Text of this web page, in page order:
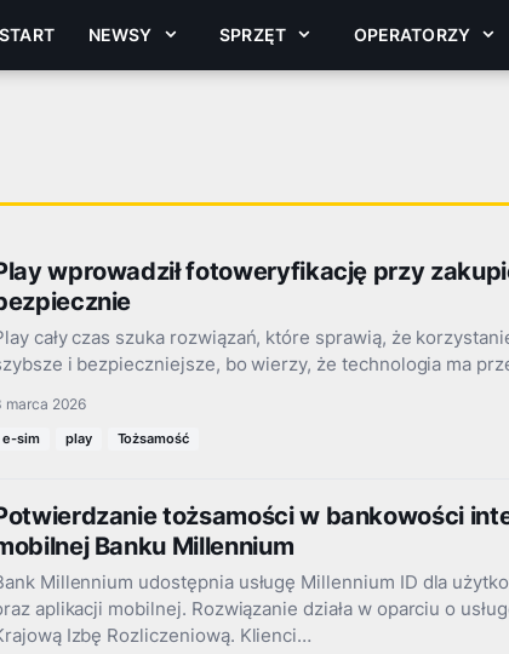
START NEWSY SPRZĘT OPERATORZY
wprowadził fotoweryfikację przy
cały czas szuka rozwiązań, które sprawią, że
i bezpieczniejsze, bo wierzy, że technologia ma
marca 2026
e-sim play Tożsamość
tożsamości w bankowości
Banku Millennium
Millennium udostępnia usługę Millennium ID dla
aplikacji mobilnej. Rozwiązanie działa w oparciu o
Izbę Rozliczeniową. Klienci…